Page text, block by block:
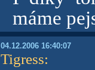
máme
04.12.2006 16:40:07
Tigress: